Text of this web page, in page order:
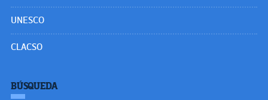
UNESCO
CLACSO
BÚSQUEDA